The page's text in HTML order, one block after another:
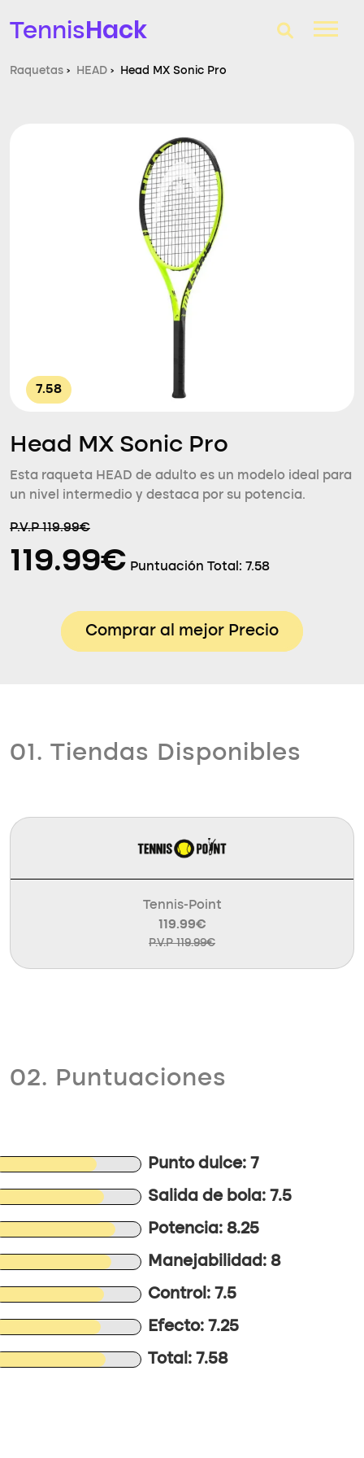
TennisHack
Raquetas de tenis
Zapatillas
Comparador
Consultorio
Raquetas › HEAD › Head MX Sonic Pro
7.58
Head MX Sonic Pro
Esta raqueta HEAD de adulto es un modelo ideal para
un nivel intermedio y destaca por su potencia.
P.V.P 119.99€
119.99€ Puntuación Total: 7.58
Comprar al mejor Precio
01. Tiendas Disponibles
Tennis-Point
119.99€
P.V.P 119.99€
02. Puntuaciones
Punto dulce: 7
Salida de bola: 7.5
Potencia: 8.25
Manejabilidad: 8
Control: 7.5
Efecto: 7.25
Total: 7.58